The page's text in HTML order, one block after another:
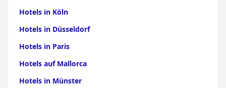
Hotels in Köln
Hotels in Düsseldorf
Hotels in Paris
Hotels auf Mallorca
Hotels in Münster